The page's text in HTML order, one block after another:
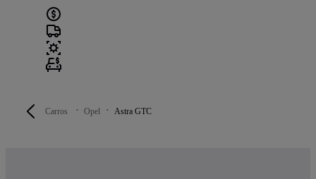
Carros Opel Astra GTC